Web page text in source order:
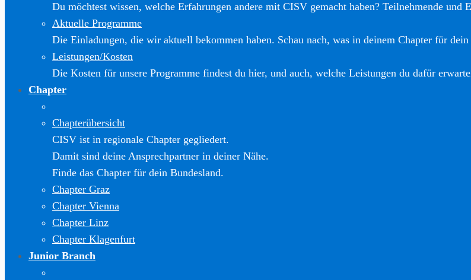
Du möchtest wissen, welche Erfahrungen andere mit CISV gemacht haben? Teilnehmende und
Aktuelle Programme
Die Einladungen, die wir aktuell bekommen haben. Schau nach, was in deinem Chapter für
Leistungen/Kosten
Die Kosten für unsere Programme findest du hier, und auch, welche Leistungen du dafür
Chapter
Chapterübersicht
CISV ist in regionale Chapter gegliedert.
Damit sind deine Ansprechpartner in deiner Nähe.
Finde das Chapter für dein Bundesland.
Chapter Graz
Chapter Vienna
Chapter Linz
Chapter Klagenfurt
Junior Branch